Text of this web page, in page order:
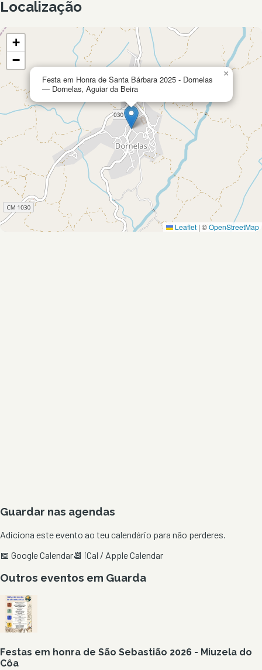
Localização
Festa em Honra de Santa Bárbara 2025 - Dornelas
— Dornelas, Aguiar da Beira
×
+
−
Leaflet | ©OpenStreetMap
Guardar nas agendas
Adiciona este evento ao teu calendário para não perderes.
📅 Google Calendar📆 iCal / Apple Calendar
Outros eventos em Guarda
Festas em honra de São Sebastião 2026 - Miuzela do
Côa